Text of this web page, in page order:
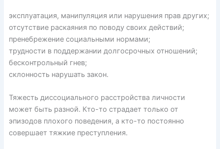
эксплуатация, манипуляция или нарушения прав других;
отсутствие раскаяния по поводу своих действий;
пренебрежение социальными нормами;
трудности в поддержании долгосрочных отношений;
бесконтрольный гнев;
склонность нарушать закон.
Тяжесть диссоциального расстройства личности
может бытьразной. Кто-то страдает только от
эпизодов плохого поведения, а кто-то постоянно
совершает тяжкие преступления.